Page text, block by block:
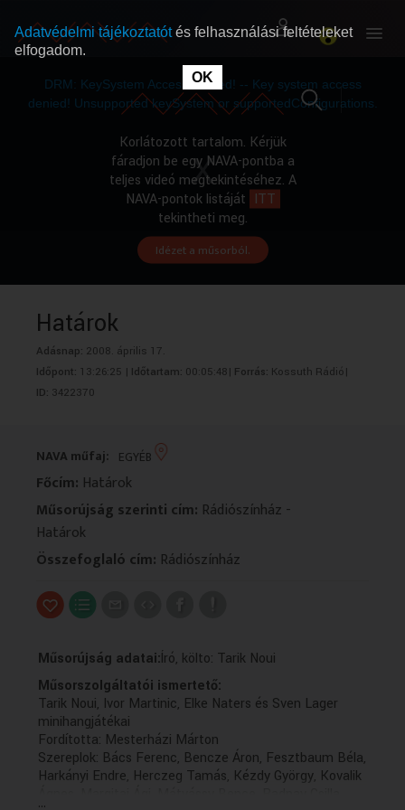
RÓLUNK
OKTATÁS
RÓLUNK
OKTATÁS
DRM: KeySystem Access Denied! -- Key system access
denied! Unsupported keySystem or supportedConfigurations.
Korlátozott tartalom. Kérjük
fáradjon be egy NAVA-pontba a
teljes videó megtekintéséhez. A
NAVA-pontok listáját ITT
tekintheti meg.
Idézet a műsorból.
Határok
Adásnap: 2008. április 17.
Időpont: 13:26:25 | Időtartam: 00:05:48| Forrás: Kossuth Rádió|
ID: 3422370
NAVA műfaj: EGYÉB
Főcím: Határok
Műsorújság szerinti cím: Rádiószínház -
Határok
Összefoglaló cím: Rádiószínház
Műsorújság adatai:Író, költo: Tarik Noui
Műsorszolgáltatói ismertető:
Tarik Noui, Ivor Martinic, Elke Naters és Sven Lager
minihangjátékai
Fordította: Mesterházi Márton
Szereplok: Bács Ferenc, Bencze Áron, Fesztbaum Béla,
Harkányi Endre, Herczeg Tamás, Kézdy György, Kovalik
...
Adatvédelmi tájékoztatótés felhasználási feltételeket
elfogadom.
OK